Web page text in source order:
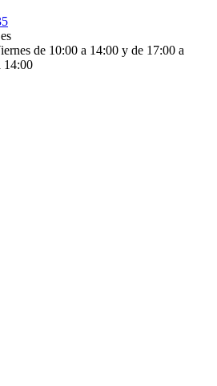
de 10:00 a 14:00 y de 17:00 a
14:00